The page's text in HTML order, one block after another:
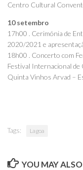
Centro Cultural
10 setembro
17h00 . Cerimónia de
2020/2021 e
18h00 . Concerto com
Festival Internacional de
Quinta Vinhos Arvad –
Tags: Lagoa
YOU MAY